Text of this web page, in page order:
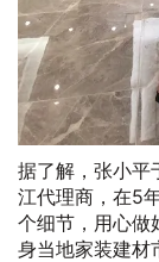
据了解，张小平
江代理商，在5
个细节，用心做
身当地家装建材